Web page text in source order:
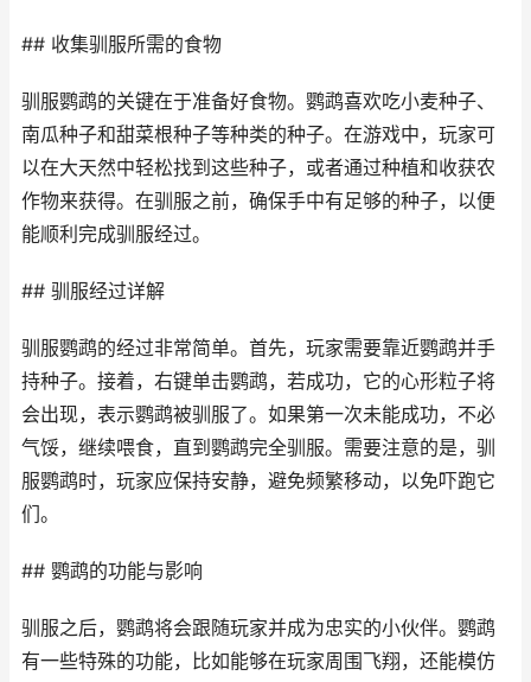
## 收集驯服所需的食物
驯服鹦鹉的关键在于准备好食物。鹦鹉喜欢吃小麦种子、
南瓜种子和甜菜根种子等种类的种子。在游戏中，玩家可
以在大天然中轻松找到这些种子，或者通过种植和收获农
作物来获得。在驯服之前，确保手中有足够的种子，以便
能顺利完成驯服经过。
## 驯服经过详解
驯服鹦鹉的经过非常简单。首先，玩家需要靠近鹦鹉并手
持种子。接着，右键单击鹦鹉，若成功，它的心形粒子将
会出现，表示鹦鹉被驯服了。如果第一次未能成功，不必
气馁，继续喂食，直到鹦鹉完全驯服。需要注意的是，驯
服鹦鹉时，玩家应保持安静，避免频繁移动，以免吓跑它
们。
## 鹦鹉的功能与影响
驯服之后，鹦鹉将会跟随玩家并成为忠实的小伙伴。鹦鹉
有一些特殊的功能，比如能够在玩家周围飞翔，还能模仿